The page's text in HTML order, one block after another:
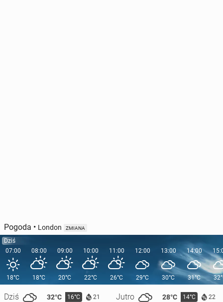
Pogoda • London ZMIANA
Dziś
07:00
18°C
Dziś 32°C 16°C 21 Jutro 28°C 14°C 22
08:00
18°C
09:00
20°C
10:00
22°C
11:00
26°C
12:00
29°C
13:00
30°C
14:00
31°C